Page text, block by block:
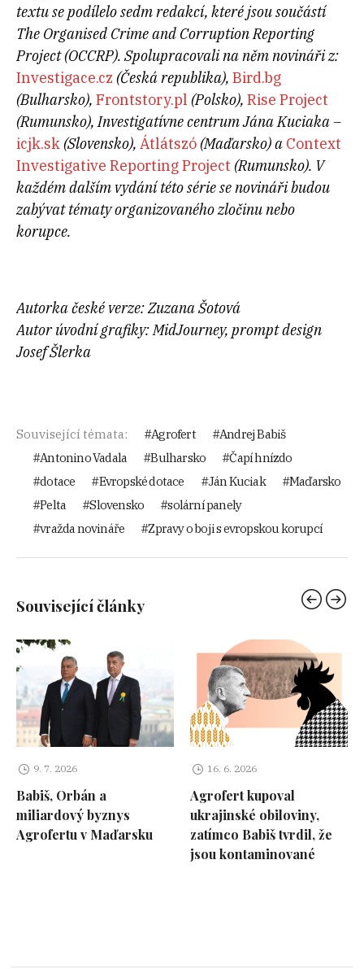
textu se podílelo sedm redakcí, které jsou součástí
The Organised Crime and Corruption Reporting
Project (OCCRP). Spolupracovali na něm novináři z:
Investigace.cz (Česká republika), Bird.bg
(Bulharsko), Frontstory.pl (Polsko), Rise Project
(Rumunsko), Investigatívne centrum Jána Kuciaka –
icjk.sk(Slovensko), Átlátszó(Maďarsko) a Context
Investigative Reporting Project (Rumunsko). V
každém dalším vydání této série se novináři budou
zabývat tématy organizovaného zločinu nebo
korupce.
Autorka české verze: Zuzana Šotová
Autor úvodní grafiky:MidJourney, prompt design
Josef Šlerka
Související témata: Agrofert
Andrej Babiš
Antonino Vadala
Bulharsko
Čapí hnízdo
dotace
Evropské dotace Ján Kuciak
Maďarsko
Pelta
Slovensko
solární panely
vražda novináře
Zpravy o boji s evropskou korupcí
Související články
9. 7. 2026
Babiš, Orbán a
miliardový byznys
Agrofertu v Maďarsku
16. 6. 2026
Agrofert kupoval
ukrajinské obiloviny,
zatímco Babiš tvrdil, že
jsou kontaminované